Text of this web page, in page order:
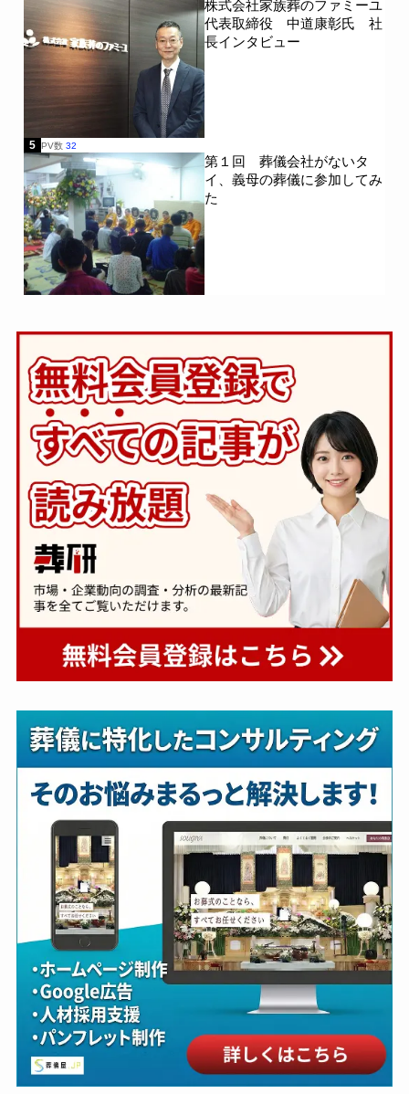
株式会社家族葬のファミーユ
代表取締役 中道康彰氏 社
長インタビュー
5 PV数 32
第１回 葬儀会社がないタ
イ、義母の葬儀に参加してみ
た